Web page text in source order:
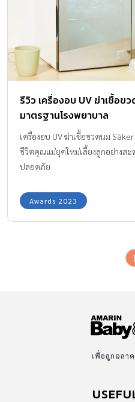
รีวิว เครื่องอบ UV ฆ่าเชื้อข
มาตรฐานโรงพยาบาล
เครื่องอบ UV ฆ่าเชื้อขวดนม
ชีวิตคุณแม่ยุคใหม่เลี้ยงลูกอย่างส
ปลอดภัย
Awards 2023
1
เพื่อลูกฉลา